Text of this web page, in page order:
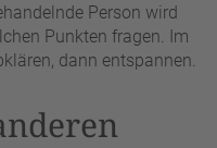
Person wird
Punkten fragen. Im
dann entspannen.